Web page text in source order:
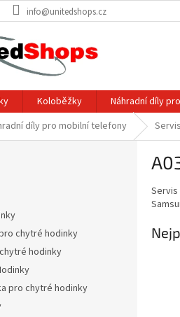
info@unitedshops.cz
Koloběžky Náhradní díly
díly pro mobilní telefony
chytré hodinky
hodinky
pro chytré hodinky